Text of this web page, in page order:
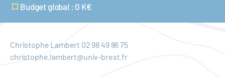
Budget global : 0 K€
Christophe Lambert 02 98 49 86 75
christophe.lambert@univ-brest.fr